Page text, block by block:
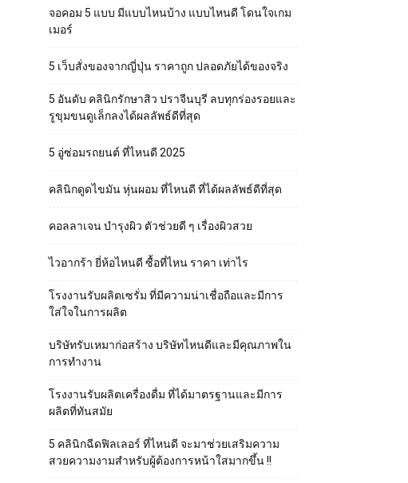
จอคอม 5 แบบ มีแบบไหนบ้าง แบบไหนดี โดนใจเกม
เมอร์
5 เว็บสั่งของจากญี่ปุ่น ราคาถูก ปลอดภัยได้ของจริง
5 อันดับ คลินิกรักษาสิว ปราจีนบุรี ลบทุกร่องรอยและ
รูขุมขนดูเล็กลงได้ผลลัพธ์ดีที่สุด
5 อู่ซ่อมรถยนต์ ที่ไหนดี 2025
คลินิกดูดไขมัน หุ่นผอม ที่ไหนดี ที่ได้ผลลัพธ์ดีที่สุด
คอลลาเจน บำรุงผิว ตัวช่วยดี ๆ เรื่องผิวสวย
ไวอากร้า ยี่ห้อไหนดี ซื้อที่ไหน ราคา เท่าไร
โรงงานรับผลิตเซรั่ม ที่มีความน่าเชื่อถือและมีการ
ใส่ใจในการผลิต
บริษัทรับเหมาก่อสร้าง บริษัทไหนดีและมีคุณภาพใน
การทำงาน
โรงงานรับผลิตเครื่องดื่ม ที่ได้มาตรฐานและมีการ
ผลิตที่ทันสมัย
5 คลินิกฉีดฟิลเลอร์ ที่ไหนดี จะมาช่วยเสริมความ
สวยความงามสำหรับผู้ต้องการหน้าใสมากขึ้น !!